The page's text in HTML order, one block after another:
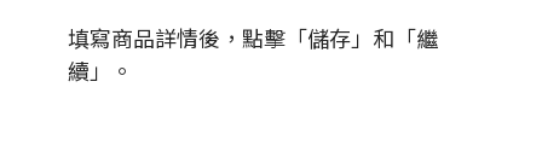
填寫商品詳情後，點擊「儲存」和「繼
續」。